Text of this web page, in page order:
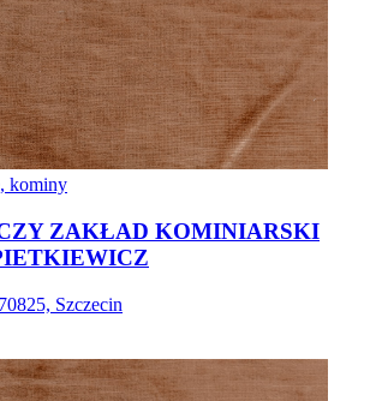
kominy
ZAKŁAD KOMINIARSKI
Szczecin